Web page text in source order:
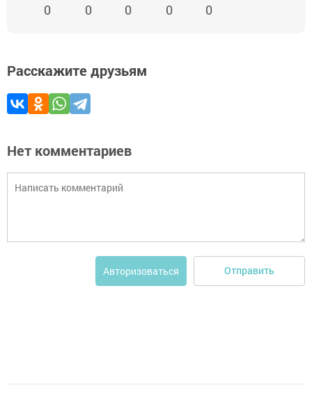
0 0 0 0 0
Расскажите друзьям
Нет комментариев
Авторизоваться Отправить